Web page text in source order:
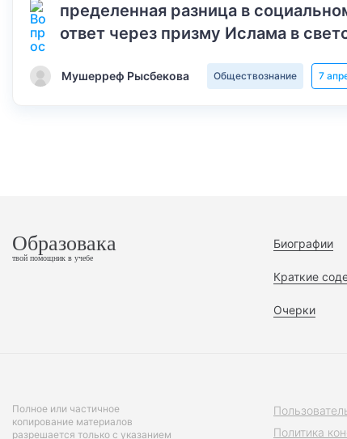
пределенная разница в
ответ через призму Ислама в
Мушерреф Рысбекова Обществознание 7
Образовака
твой помощник в учебе
Биографии
Краткие
Очерки
Полное или частичное
копирование материалов
разрешается только с указанием
Политика